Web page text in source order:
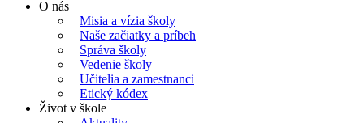
O nás
Misia a vízia školy
Naše začiatky a príbeh
Správa školy
Vedenie školy
Učitelia a zamestnanci
Etický kódex
Život v škole